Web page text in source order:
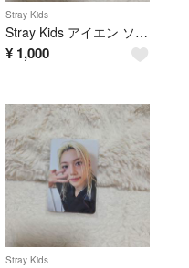
Stray Kids
Stray Kids アイエン ソウルコン
¥ 1,000
Stray Kids